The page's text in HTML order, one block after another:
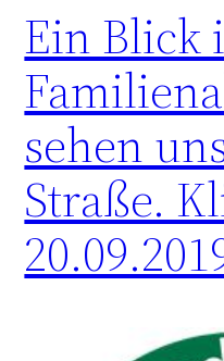
Ein Blick
sehen
Straße.